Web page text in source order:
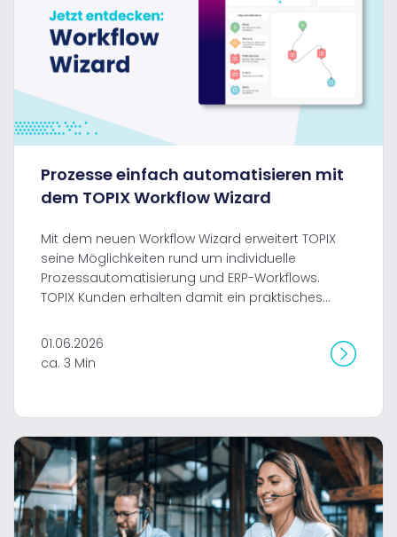
Prozesse einfach automatisieren mit
dem TOPIX Workflow Wizard
Mit dem neuen Workflow Wizard erweitert TOPIX
seine Möglichkeiten rund um individuelle
Prozessautomatisierung und ERP-Workflows.
TOPIX Kunden erhalten damit ein praktisches...
01.06.2026
ca. 3 Min